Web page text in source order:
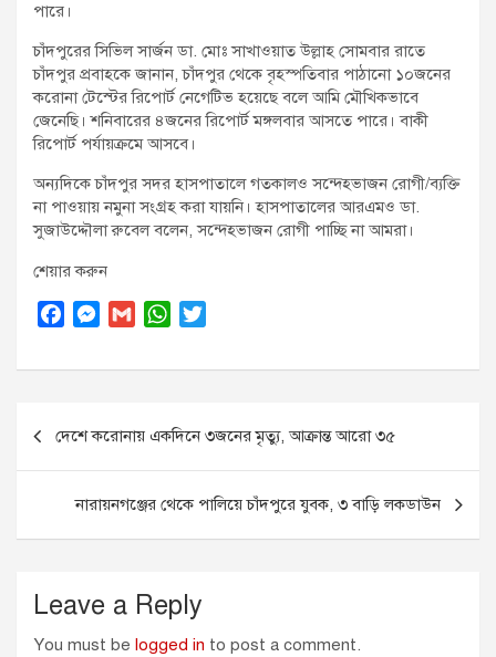
পারে।
চাঁদপুরের সিভিল সার্জন ডা. মোঃ সাখাওয়াত উল্লাহ সোমবার রাতে
চাঁদপুর প্রবাহকে জানান, চাঁদপুর থেকে বৃহস্পতিবার পাঠানো ১০জনের
করোনা টেস্টের রিপোর্ট নেগেটিভ হয়েছে বলে আমি মৌখিকভাবে
জেনেছি। শনিবারের ৪জনের রিপোর্ট মঙ্গলবার আসতে পারে। বাকী
রিপোর্ট পর্যায়ক্রমে আসবে।
অন্যদিকে চাঁদপুর সদর হাসপাতালে গতকালও সন্দেহভাজন রোগী/ব্যক্তি
না পাওয়ায় নমুনা সংগ্রহ করা যায়নি। হাসপাতালের আরএমও ডা.
সুজাউদ্দৌলা রুবেল বলেন, সন্দেহভাজন রোগী পাচ্ছি না আমরা।
শেয়ার করুন
c
o
o
M
s
n
g
e
G
a
W
a
A
p
p
i
e
r
navigation
দেশে করোনায় একদিনে ৩জনের মৃত্যু, আক্রান্ত আরো ৩৫
নারায়নগঞ্জের থেকে পালিয়ে চাঁদপুরে যুবক, ৩ বাড়ি লকডাউন
Leave a Reply
You must be logged in to post a comment.